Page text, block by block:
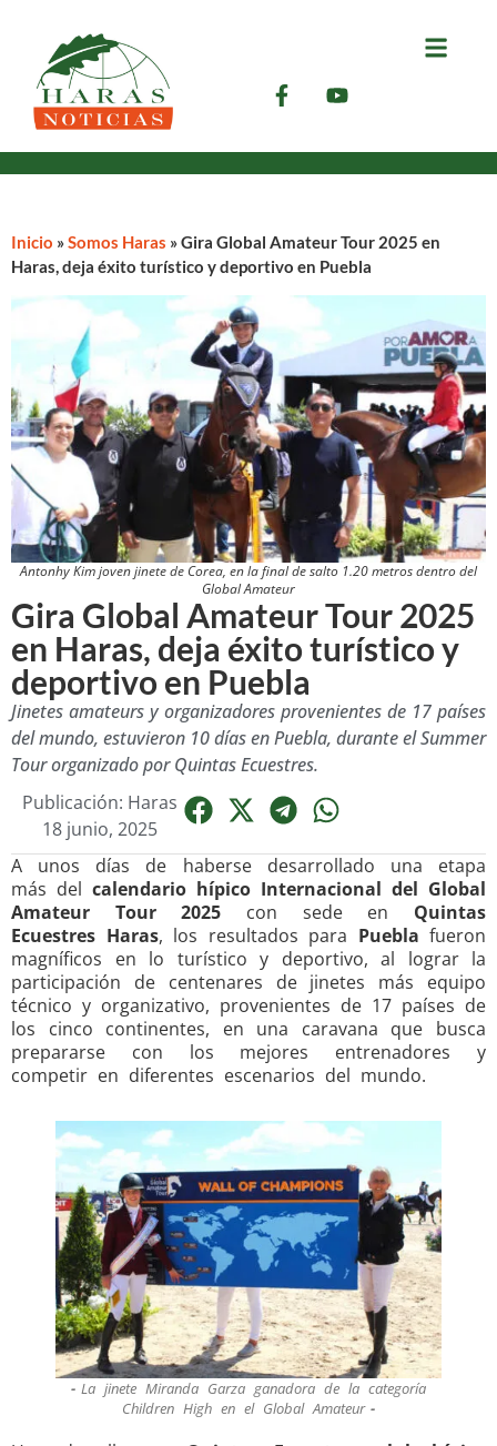
Inicio »Somos Haras »Gira Global Amateur Tour 2025 en
Haras, deja éxito turístico y deportivo en Puebla
Gira Global Amateur Tour 2025
en Haras, deja éxito turístico y
deportivo en Puebla
Jinetes amateurs y organizadores provenientes de 17 países
del mundo, estuvieron 10 días en Puebla, durante el Summer
Tour organizado por Quintas Ecuestres.
Antonhy Kim joven jinete de Corea, en la final de salto 1.20 metros dentro del
Global Amateur
Publicación: Haras
18 junio, 2025
A unos días de haberse desarrollado una etapa
más del calendario hípico Internacional del Global
Amateur Tour 2025 con sede en Quintas
Ecuestres Haras, los resultados para Puebla fueron
magníficos en lo turístico y deportivo, al lograr la
participación de centenares de jinetes más equipo
técnico y organizativo, provenientes de 17 países de
los cinco continentes, en una caravana que busca
prepararse con los mejores entrenadores y
competir en diferentes escenarios del mundo.
La jinete Miranda Garza ganadora de la categoría
Children High en el Global Amateur